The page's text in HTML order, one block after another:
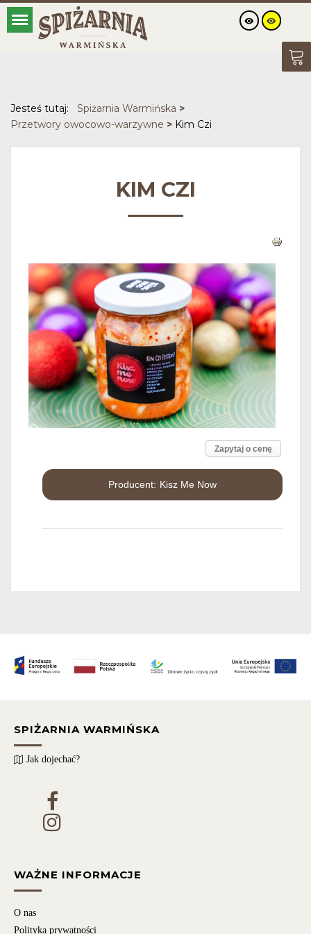
Jesteś tutaj: Spiżarnia Warmińska >
Przetwory owocowo-warzywne > Kim Czi
KIM CZI
Zapytaj o cenę
Kisz Me Now
SPIŻARNIA WARMIŃSKA
Jak dojechać?
WAŻNE INFORMACJE
O nas
Polityka prywatności